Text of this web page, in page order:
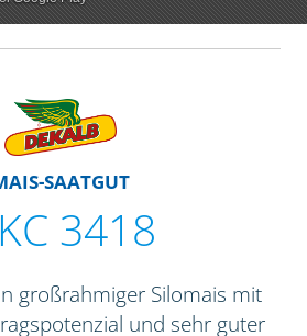
SAATGUT
3418
großrahmiger Silomais mit
und sehr guter